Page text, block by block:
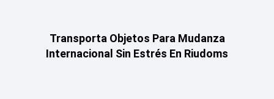
Transporta Objetos Para Mudanza
Internacional Sin Estrés En Riudoms